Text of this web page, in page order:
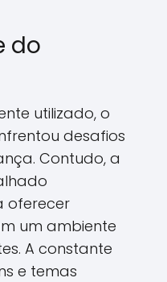
do
utilizado, o
desafios
Contudo, a
oferecer
um ambiente
A constante
e temas